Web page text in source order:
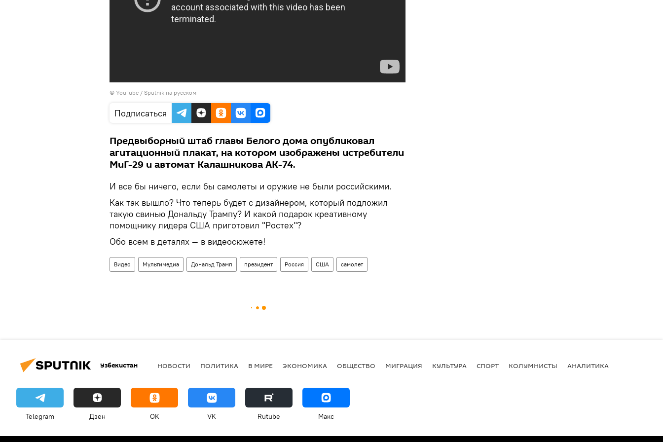
© YouTube / Sputnik на русском
Подписаться
Предвыборный штаб главы Белого дома опубликовал
агитационный плакат, на котором изображены истребители
МиГ-29 и автомат Калашникова АК-74.
И все бы ничего, если бы самолеты и оружие не были российскими.
Как так вышло? Что теперь будет с дизайнером, который подложил
такую свинью Дональду Трампу? И какой подарок креативному
помощнику лидера США приготовил "Ростех"?
Обо всем в деталях — в видеосюжете!
Видео Мультимедиа Дональд Трамп президент Россия США самолет
Узбекистан НОВОСТИ ПОЛИТИКА В МИРЕ ЭКОНОМИКА ОБЩЕСТВО МИГРАЦИЯ КУЛЬТУРА СПОРТ КОЛУМНИСТЫ АНАЛИТИКА
Telegram Дзен OK VK Rutube Макс